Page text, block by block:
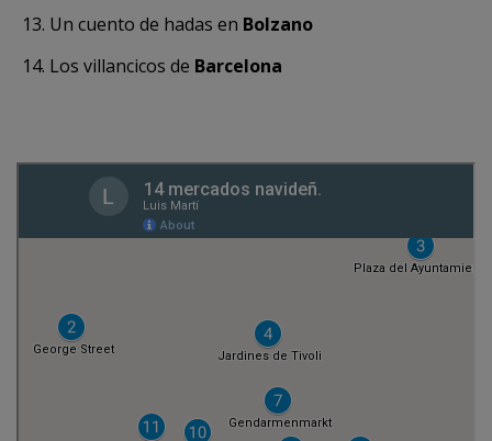
Un cuento de hadas en Bolzano
Los villancicos de Barcelona